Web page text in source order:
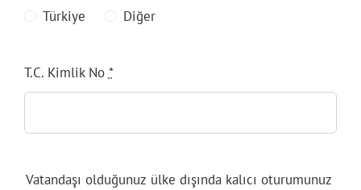
Türkiye Diğer
T.C. Kimlik No *
Vatandaşı olduğunuz ülke dışında kalıcı oturumunuz